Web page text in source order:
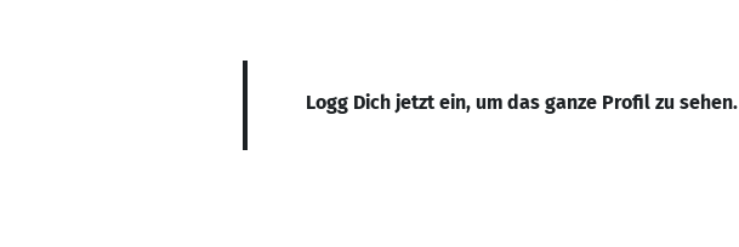
Logg Dich jetzt ein, um das ganze Profil zu sehen.